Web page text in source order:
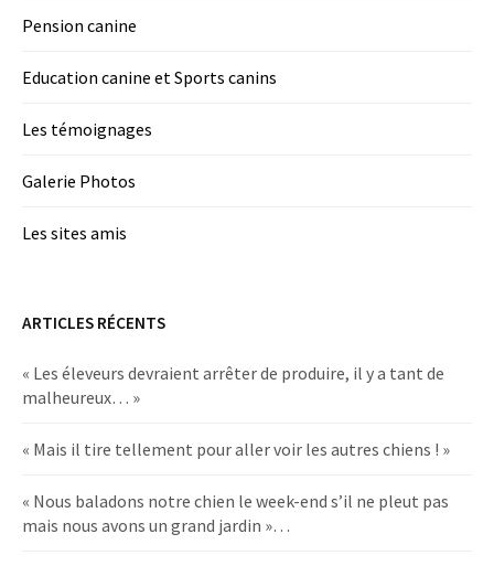
Pension canine
Education canine et Sports canins
Les témoignages
Galerie Photos
Les sites amis
ARTICLES RÉCENTS
« Les éleveurs devraient arrêter de produire, il y a tant de
malheureux… »
« Mais il tire tellement pour aller voir les autres chiens ! »
« Nous baladons notre chien le week-end s’il ne pleut pas
mais nous avons un grand jardin »…